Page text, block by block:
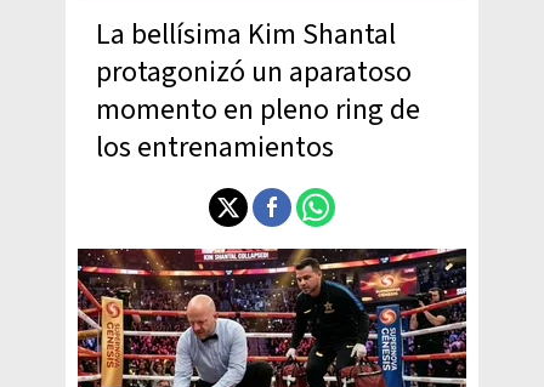
La bellísima Kim Shantal
protagonizó un aparatoso
momento en pleno ring de
los entrenamientos